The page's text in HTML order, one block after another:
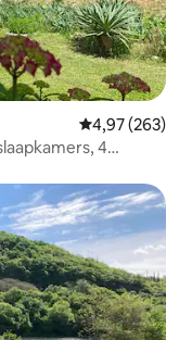
Gemiddelde
4,97 (263)
4